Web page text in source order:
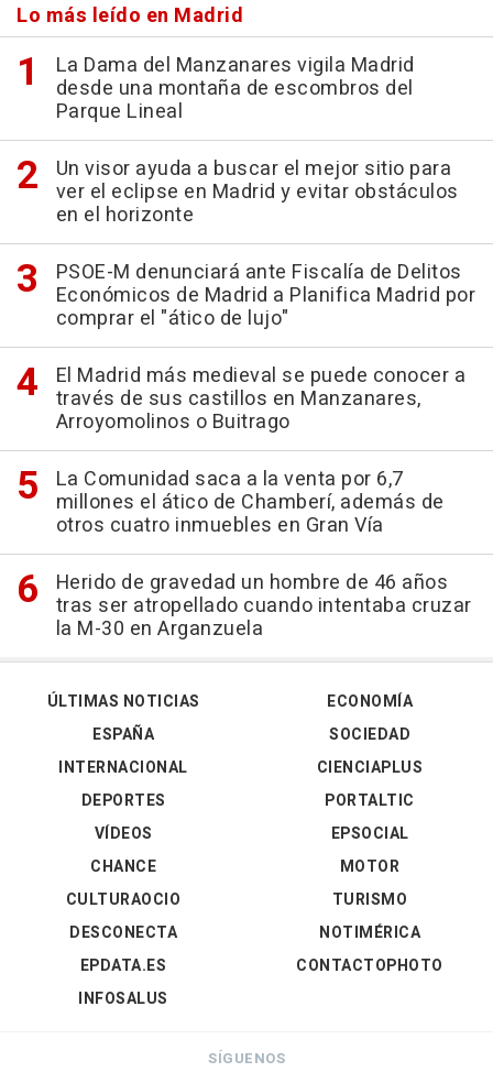
Lo más leído en Madrid
La Dama del Manzanares vigila Madrid
desde una montaña de escombros del
Parque Lineal
Un visor ayuda a buscar el mejor sitio para
ver el eclipse en Madrid y evitar obstáculos
en el horizonte
PSOE-M denunciará ante Fiscalía de Delitos
Económicos de Madrid a Planifica Madrid por
comprar el "ático de lujo"
El Madrid más medieval se puede conocer a
través de sus castillos en Manzanares,
Arroyomolinos o Buitrago
La Comunidad saca a la venta por 6,7
millones el ático de Chamberí, además de
otros cuatro inmuebles en Gran Vía
Herido de gravedad un hombre de 46 años
tras ser atropellado cuando intentaba cruzar
la M-30 en Arganzuela
ÚLTIMAS NOTICIAS
ESPAÑA
INTERNACIONAL
DEPORTES
VÍDEOS
ECONOMÍA
SOCIEDAD
CIENCIAPLUS
PORTALTIC
EPSOCIAL
CHANCE
CULTURAOCIO
DESCONECTA
EPDATA.ES
INFOSALUS
MOTOR
TURISMO
NOTIMÉRICA
CONTACTOPHOTO
SÍGUENOS